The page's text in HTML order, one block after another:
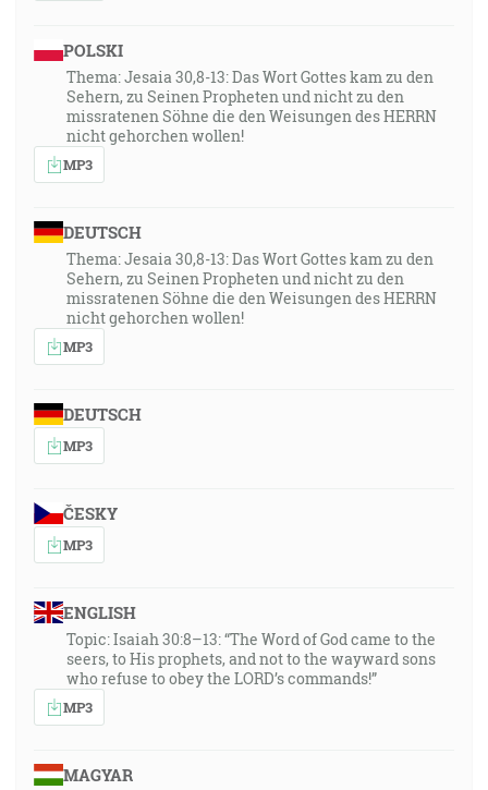
POLSKI
Thema: Jesaia 30,8-13: Das Wort Gottes kam zu den
Sehern, zu Seinen Propheten und nicht zu den
missratenen Söhne die den Weisungen des HERRN
nicht gehorchen wollen!
MP3
DEUTSCH
Thema: Jesaia 30,8-13: Das Wort Gottes kam zu den
Sehern, zu Seinen Propheten und nicht zu den
missratenen Söhne die den Weisungen des HERRN
nicht gehorchen wollen!
MP3
DEUTSCH
MP3
ČESKY
MP3
ENGLISH
Topic: Isaiah 30:8–13: “The Word of God came to the
seers, to His prophets, and not to the wayward sons
who refuse to obey the LORD’s commands!”
MP3
MAGYAR